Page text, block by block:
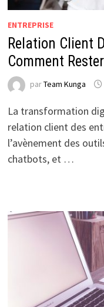
ENTREPRISE
Relation Client
Comment
parTeam Kunga
La transformation
relation client des
l’avènement des
chatbots, et …